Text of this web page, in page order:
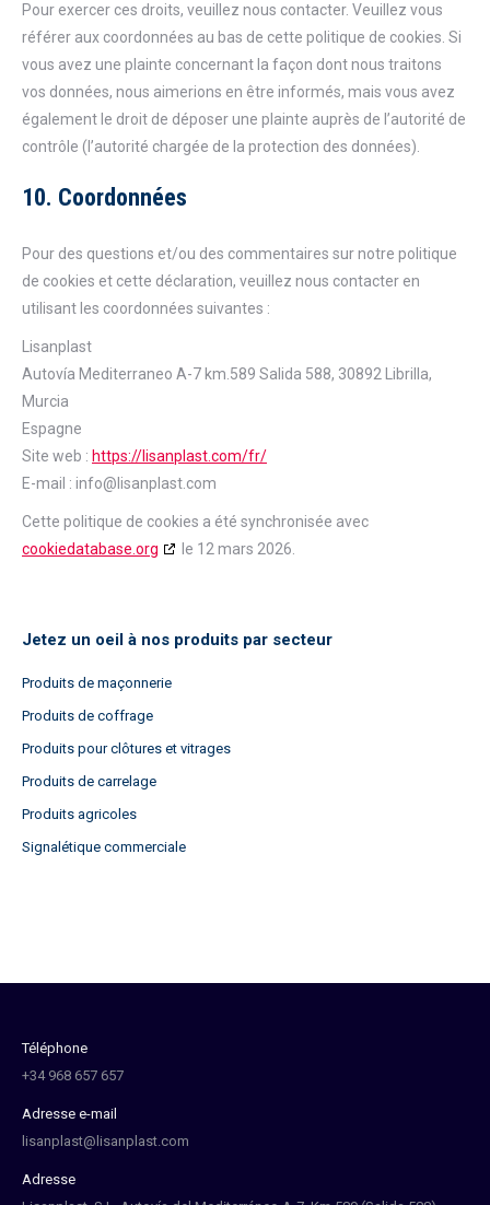
Pour exercer ces droits, veuillez nous contacter. Veuillez vous
référer aux coordonnées au bas de cette politique de cookies. Si
vous avez une plainte concernant la façon dont nous traitons
vos données, nous aimerions en être informés, mais vous avez
également le droit de déposer une plainte auprès de l’autorité de
contrôle (l’autorité chargée de la protection des données).
10. Coordonnées
Pour des questions et/ou des commentaires sur notre politique
de cookies et cette déclaration, veuillez nous contacter en
utilisant les coordonnées suivantes :
Lisanplast
Autovía Mediterraneo A-7 km.589 Salida 588, 30892 Librilla,
Murcia
Espagne
Site web : https://lisanplast.com/fr/
E-mail : info@ lisanplast.com
Cette politique de cookies a été synchronisée avec
cookiedatabase.org
le 12 mars 2026.
Jetez un oeil à nos produits par secteur
Produits de maçonnerie
Produits de coffrage
Produits pour clôtures et vitrages
Produits de carrelage
Produits agricoles
Signalétique commerciale
Téléphone
+34 968 657 657
Adresse e-mail
lisanplast@lisanplast.com
Adresse